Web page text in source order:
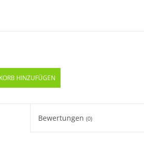
HINZUFÜGEN
Bewertungen (0)